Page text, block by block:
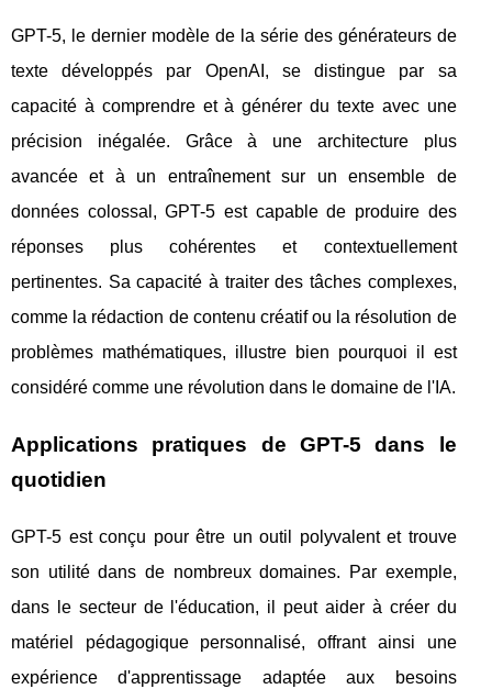
GPT-5, le dernier modèle de la série des générateurs de
texte développés par OpenAI, se distingue par sa
capacité à comprendre et à générer du texte avec une
précision inégalée. Grâce à une architecture plus
avancée et à un entraînement sur un ensemble de
données colossal, GPT-5 est capable de produire des
réponses plus cohérentes et contextuellement
pertinentes. Sa capacité à traiter des tâches complexes,
comme la rédaction de contenu créatif ou la résolution de
problèmes mathématiques, illustre bien pourquoi il est
considéré comme une révolution dans le domaine de l'IA.
Applications pratiques de GPT-5 dans le
quotidien
GPT-5 est conçu pour être un outil polyvalent et trouve
son utilité dans de nombreux domaines. Par exemple,
dans le secteur de l'éducation, il peut aider à créer du
matériel pédagogique personnalisé, offrant ainsi une
expérience d'apprentissage adaptée aux besoins